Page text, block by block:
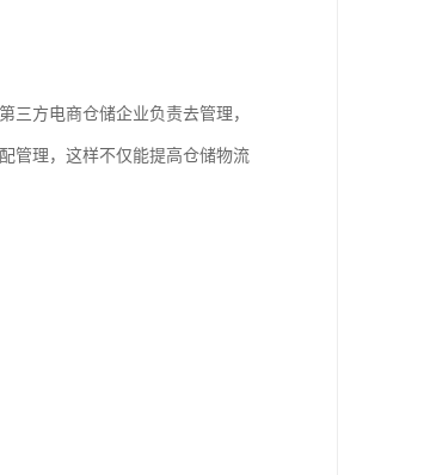
三方电商仓储企业负责去管理，
管理，这样不仅能提高仓储物流